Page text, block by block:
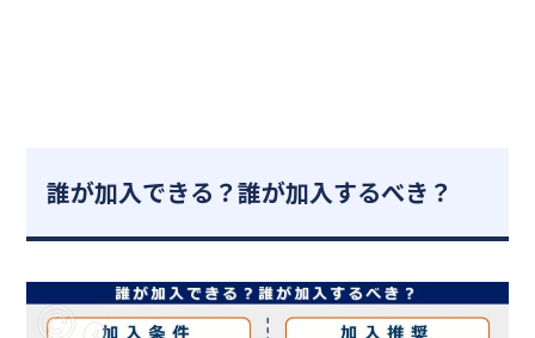
誰が加入できる？誰が加入するべき？